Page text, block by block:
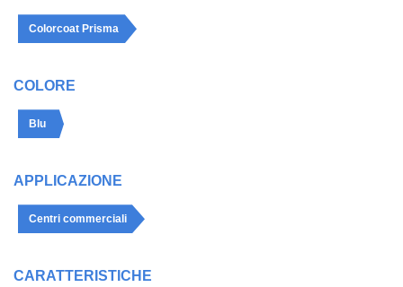
Colorcoat Prisma
COLORE
Blu
APPLICAZIONE
Centri commerciali
CARATTERISTICHE